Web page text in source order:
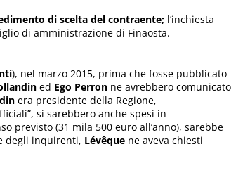
di scelta del contraente; l’inchiesta
di amministrazione di Finaosta.
), nel marzo 2015, prima che fosse pubblicato
ed Ego Perron ne avrebbero comunicato
era presidente della Regione,
si sarebbero anche spesi in
previsto (31 mila 500 euro all’anno), sarebbe
degli inquirenti, Lévêque ne aveva chiesti